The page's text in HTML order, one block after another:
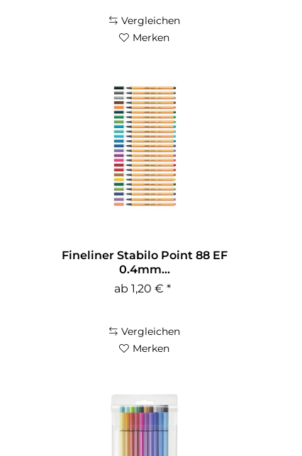
Vergleichen
Merken
Fineliner Stabilo Point 88 EF
0.4mm...
ab 1,20 € *
Vergleichen
Merken